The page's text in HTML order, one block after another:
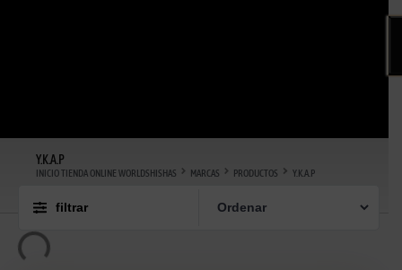
Y.K.A.P
INICIO TIENDA ONLINE WORLDSHISHAS MARCAS PRODUCTOS Y.K.A.P
filtrar